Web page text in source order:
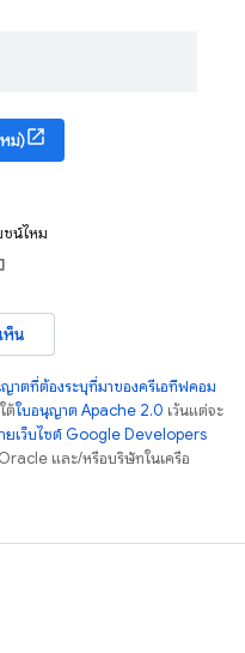
ม่)
น์ไหม
ห็น
าตที่ต้องระบุที่มาของครีเอทีฟคอม
ต้ใบอนุญาต Apache 2.0 เว้นแต่จะ
ยเว็บไซต์ Google Developers
และ/หรือบริษัทในเครือ